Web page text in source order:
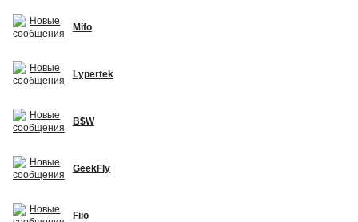
Mifo
Lypertek
B$W
GeekFly
Fiio